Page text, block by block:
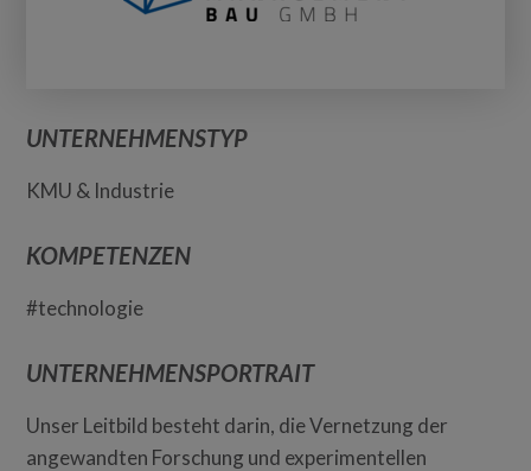
UNTERNEHMENSTYP
KMU & Industrie
KOMPETENZEN
#technologie
UNTERNEHMENSPORTRAIT
Unser Leitbild besteht darin, die Vernetzung der
angewandten Forschung und experimentellen